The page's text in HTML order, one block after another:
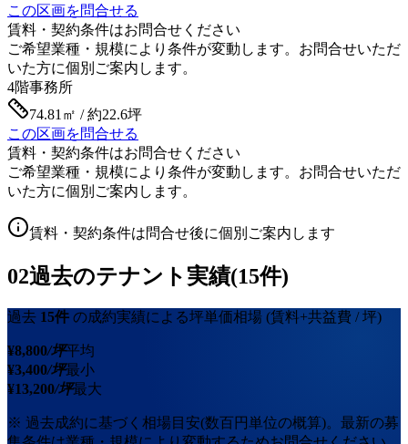
この区画を問合せる
賃料・契約条件はお問合せください
ご希望業種・規模により条件が変動します。お問合せいただ
いた方に個別ご案内します。
4階事務所
74.81㎡ / 約22.6坪
この区画を問合せる
賃料・契約条件はお問合せください
ご希望業種・規模により条件が変動します。お問合せいただ
いた方に個別ご案内します。
賃料・契約条件は問合せ後に個別ご案内します
02過去のテナント実績(15件)
過去 15件 の成約実績による坪単価相場 (賃料+共益費 / 坪)
¥8,800/坪平均
¥3,400/坪最小
¥13,200/坪最大
※ 過去成約に基づく相場目安(数百円単位の概算)。最新の募